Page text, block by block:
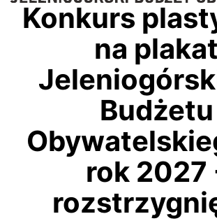
Konkurs
na plakat
Budżetu
rok 2027